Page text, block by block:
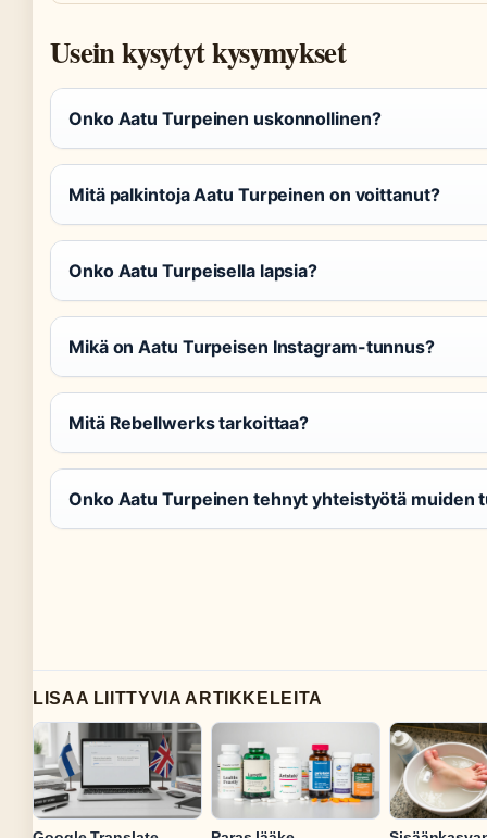
Usein kysytyt kysymykset
Onko Aatu Turpeinen uskonnollinen?
Mitä palkintoja Aatu Turpeinen on voittanut?
Onko Aatu Turpeisella lapsia?
Mikä on Aatu Turpeisen Instagram-tunnus?
Mitä Rebellwerks tarkoittaa?
Onko Aatu Turpeinen tehnyt yhteistyötä muiden
LISAA LIITTYVIA ARTIKKELEITA